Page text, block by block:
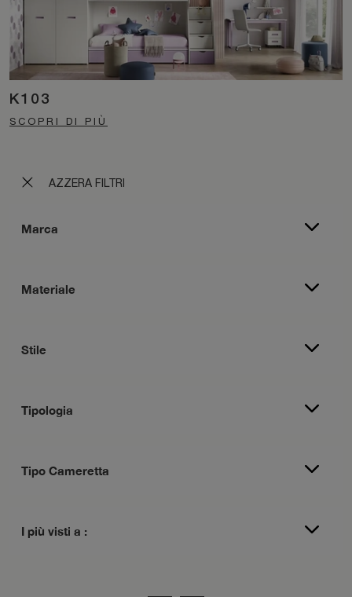
AZZERA FILTRI
Marca
Materiale
Stile
Tipologia
Tipo Cameretta
I più visti a :
K103
SCOPRI DI PIÙ